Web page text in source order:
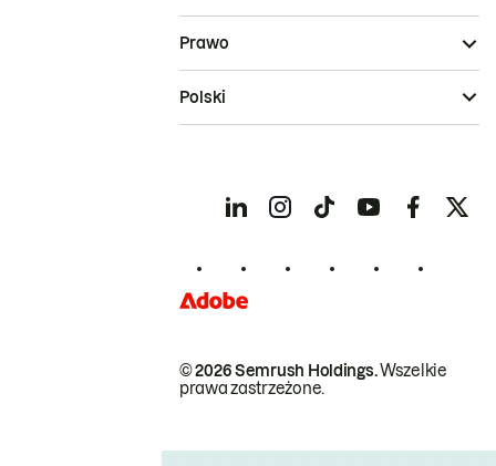
© 2026 Semrush Holdings.Wszelkie
prawa zastrzeżone.
Prawo
Polski